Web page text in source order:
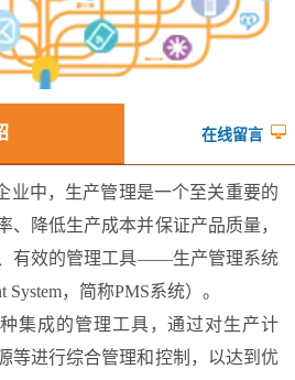
在线留言
业中，生产管理是一个至关重要的
、降低生产成本并保证产品质量，
有效的管理工具——生产管理系统
System，简称PMS系统）。
集成的管理工具，通过对生产计
等进行综合管理和控制，以达到优